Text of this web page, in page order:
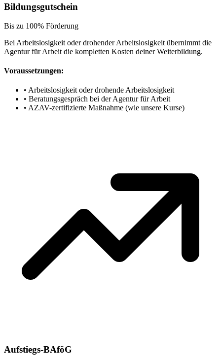
Bildungsgutschein
Bis zu 100% Förderung
Bei Arbeitslosigkeit oder drohender Arbeitslosigkeit übernimmt die
Agentur für Arbeit die kompletten Kosten deiner Weiterbildung.
Voraussetzungen:
• Arbeitslosigkeit oder drohende Arbeitslosigkeit
• Beratungsgespräch bei der Agentur für Arbeit
• AZAV-zertifizierte Maßnahme (wie unsere Kurse)
Aufstiegs-BAföG